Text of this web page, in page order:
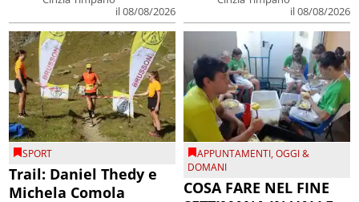
il 08/08/2026
il 08/08/2026
SPORT
Trail: Daniel Thedy e
Michela Comola
APPUNTAMENTI,OGGI &
DOMANI
COSA FARE NEL FINE